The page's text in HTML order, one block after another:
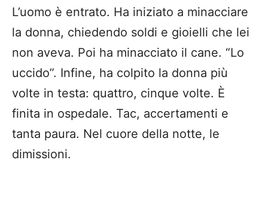
L’uomo è entrato. Ha iniziato a minacciare
la donna, chiedendo soldi e gioielli che lei
non aveva. Poi ha minacciato il cane. “Lo
uccido”. Infine, ha colpito la donna più
volte in testa: quattro, cinque volte. È
finita in ospedale. Tac, accertamenti e
tanta paura. Nel cuore della notte, le
dimissioni.